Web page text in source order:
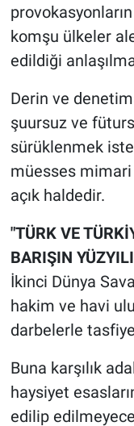
komşu ülkeler
edildiği
Derin ve
şuursuz ve
sürüklenmek
müesses
açık haldedir.
"TÜRK VE
BARIŞIN
İkinci Dünya
hakim ve havi
darbelerle
Buna karşılık
haysiyet
edilip